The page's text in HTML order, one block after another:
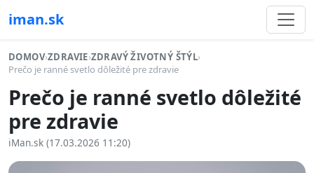
iman.sk
DOMOV›ZDRAVIE›ZDRAVÝ ŽIVOTNÝ ŠTÝL›
Prečo je ranné svetlo dôležité pre zdravie
Prečo je ranné svetlo dôležité
pre zdravie
iMan.sk (17.03.2026 11:20)